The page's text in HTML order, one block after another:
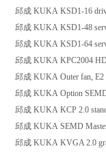
邱成 KUKA KSD1-16
邱成 KUKA KSD1-48
邱成 KUKA KSD1-64
邱成 KUKA KPC2004
邱成 KUKA Outer fan, E2
邱成 KUKA Option
邱成 KUKA KCP 2.0
邱成 KUKA SEMD
邱成 KUKA KVGA 2.0